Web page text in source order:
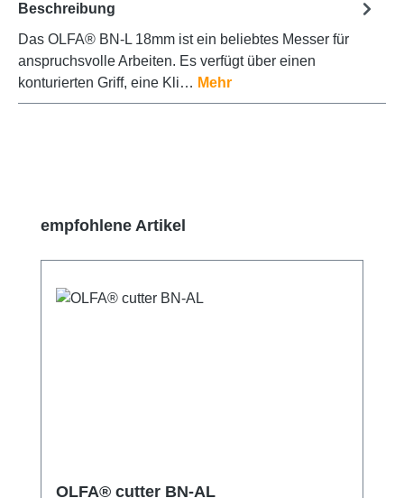
Beschreibung
Das OLFA® BN-L 18mm ist ein beliebtes Messer für
anspruchsvolle Arbeiten. Es verfügt über einen
konturierten Griff, eine Kli… Mehr
Produktgalerie überspringen
empfohlene Artikel
OLFA® cutter BN-AL